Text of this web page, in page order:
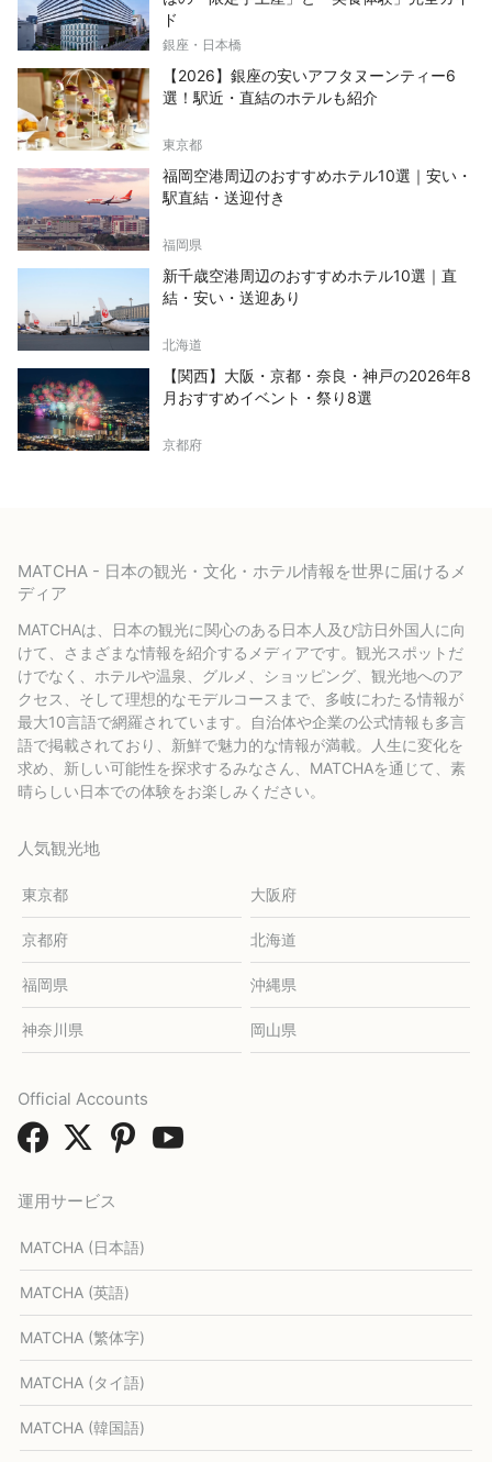
ド
銀座・日本橋
【2026】銀座の安いアフタヌーンティー6
選！駅近・直結のホテルも紹介
東京都
福岡空港周辺のおすすめホテル10選｜安い・
駅直結・送迎付き
福岡県
新千歳空港周辺のおすすめホテル10選｜直
結・安い・送迎あり
北海道
【関西】大阪・京都・奈良・神戸の2026年8
月おすすめイベント・祭り8選
京都府
MATCHA - 日本の観光・文化・ホテル情報を世界に届けるメ
ディア
MATCHAは、日本の観光に関心のある日本人及び訪日外国人に向
けて、さまざまな情報を紹介するメディアです。観光スポットだ
けでなく、ホテルや温泉、グルメ、ショッピング、観光地へのア
クセス、そして理想的なモデルコースまで、多岐にわたる情報が
最大10言語で網羅されています。自治体や企業の公式情報も多言
語で掲載されており、新鮮で魅力的な情報が満載。人生に変化を
求め、新しい可能性を探求するみなさん、MATCHAを通じて、素
晴らしい日本での体験をお楽しみください。
人気観光地
東京都 大阪府
京都府 北海道
福岡県 沖縄県
神奈川県 岡山県
運用サービス
MATCHA (日本語)
MATCHA (英語)
MATCHA (繁体字)
MATCHA (タイ語)
MATCHA (韓国語)
Official Accounts